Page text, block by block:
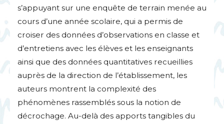
s’appuyant sur une enquête de terrain menée au
cours d’une année scolaire, qui a permis de
croiser des données d’observations en classe et
d’entretiens avec les élèves et les enseignants
ainsi que des données quantitatives recueillies
auprès de la direction de l’établissement, les
auteurs montrent la complexité des
phénomènes rassemblés sous la notion de
décrochage. Au-delà des apports tangibles du